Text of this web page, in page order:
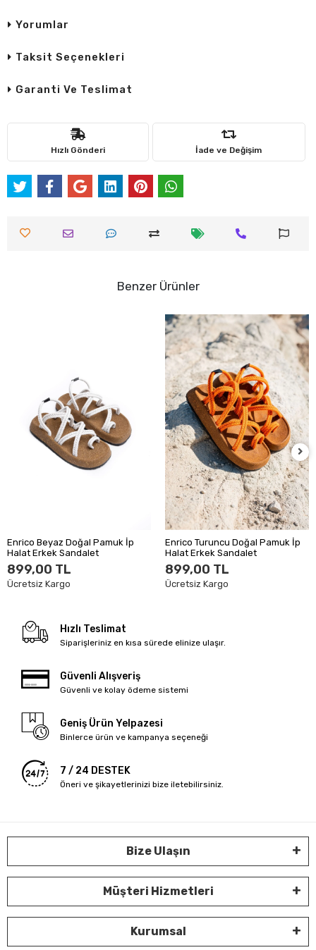
Yorumlar
Taksit Seçenekleri
Garanti Ve Teslimat
Hızlı Gönderi İade ve Değişim
Benzer Ürünler
Enrico Beyaz Doğal Pamuk İp
Halat Erkek Sandalet
899,00 TL
Ücretsiz Kargo
Enrico Turuncu Doğal Pamuk İp
Halat Erkek Sandalet
899,00 TL
Ücretsiz Kargo
Hızlı Teslimat
Siparişleriniz en kısa sürede elinize ulaşır.
Güvenli Alışveriş
Güvenli ve kolay ödeme sistemi
Geniş Ürün Yelpazesi
Binlerce ürün ve kampanya seçeneği
7 / 24 DESTEK
Öneri ve şikayetlerinizi bize iletebilirsiniz.
Bize Ulaşın
Müşteri Hizmetleri
Kurumsal